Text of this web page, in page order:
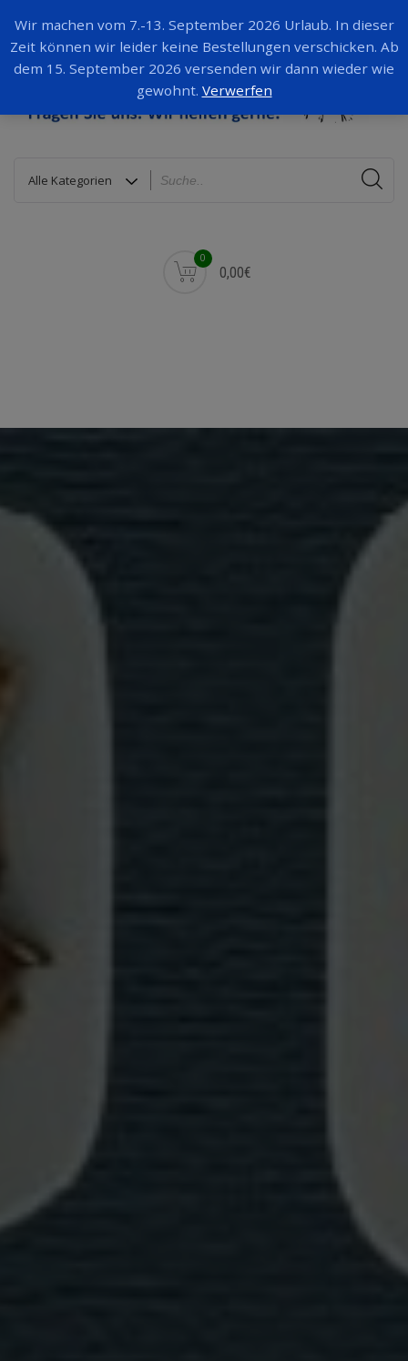
0
0,00€
Wir machen vom 7.-13. September 2026 Urlaub. In dieser
Zeit können wir leider keine Bestellungen verschicken. Ab
dem 15. September 2026 versenden wir dann wieder wie
gewohnt. Verwerfen